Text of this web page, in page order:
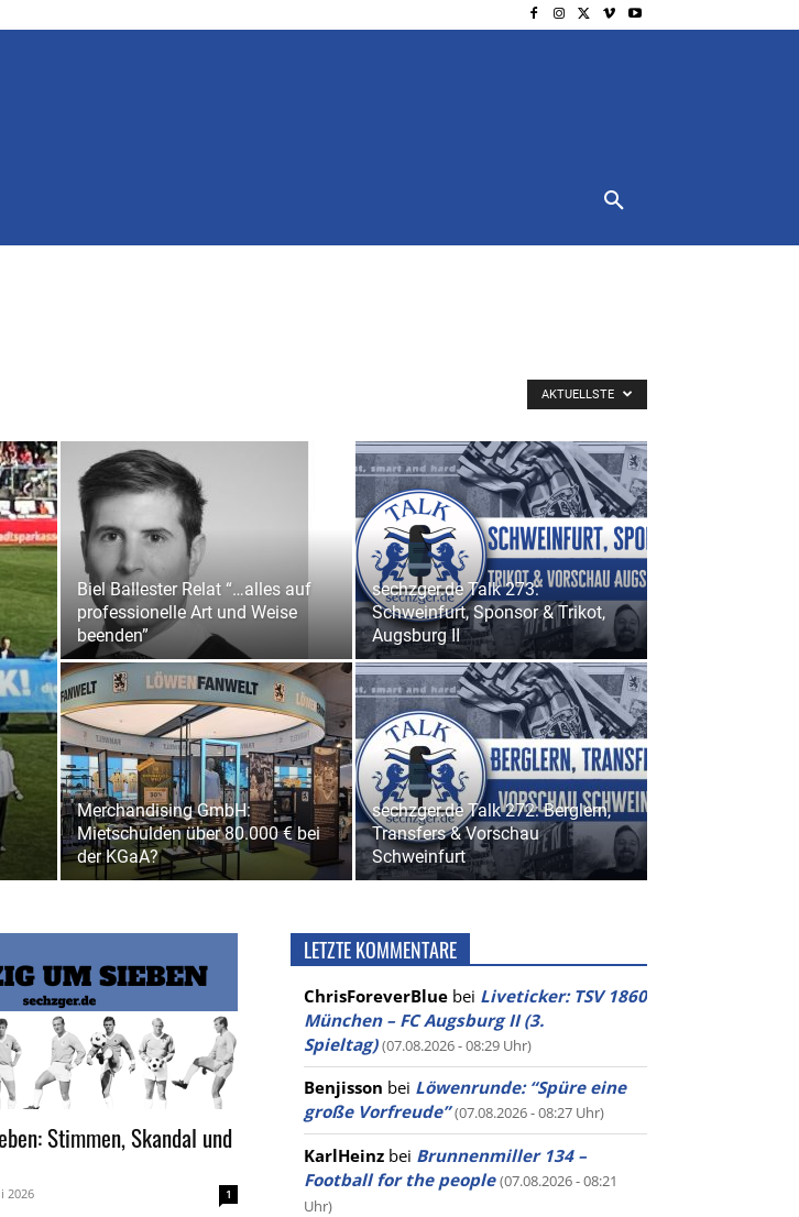
AKTUELLSTE
Biel Ballester Relat “…alles auf
professionelle Art und Weise
beenden”
sechzger.de Talk 273:
Schweinfurt, Sponsor & Trikot,
Augsburg II
Merchandising GmbH:
Mietschulden über 80.000 € bei
der KGaA?
sechzger.de Talk 272: Berglern,
Transfers & Vorschau
Schweinfurt
Stimmen, Skandal und
2026 1
LETZTE KOMMENTARE
ChrisForeverBlue bei Liveticker: TSV 1860
München – FC Augsburg II (3.
Spieltag) (07.08.2026 - 08:29 Uhr)
Benjisson bei Löwenrunde: “Spüre eine
große Vorfreude” (07.08.2026 - 08:27 Uhr)
KarlHeinz bei Brunnenmiller 134 –
Football for the people (07.08.2026 - 08:21
Uhr)